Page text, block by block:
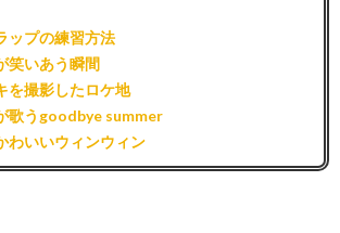
ップの練習方法
笑いあう瞬間
を撮影したロケ地
歌うgoodbye summer
わいいウィンウィン